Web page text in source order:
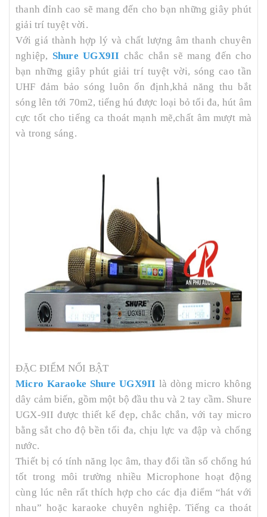
thanh đỉnh cao sẽ mang đến cho bạn những giây phút
giải trí tuyệt vời.
Với giá thành hợp lý và chất lượng âm thanh chuyên
nghiệp, Shure UGX9II chắc chắn sẽ mang đến cho
bạn những giây phút giải trí tuyệt vời, sóng cao tần
UHF đảm bảo sóng luôn ổn định,khả năng thu bắt
sóng lên tới 70m2, tiếng hú được loại bỏ tối đa, hút âm
cực tốt cho tiếng ca thoát mạnh mẽ,chất âm mượt mà
và trong sáng.
ĐẶC ĐIỂM NỔI BẬT
Micro Karaoke Shure UGX9II là dòng micro không
dây cảm biến, gồm một bộ đầu thu và 2 tay cầm. Shure
UGX-9II được thiết kế đẹp, chắc chắn, với tay micro
bằng sắt cho độ bền tối đa, chịu lực va đập và chống
nước.
Thiết bị có tính năng lọc âm, thay đổi tần số chống hú
tốt trong môi trường nhiều Microphone hoạt động
cùng lúc nên rất thích hợp cho các địa điểm “hát với
nhau” hoặc karaoke chuyên nghiệp. Tiếng ca thoát